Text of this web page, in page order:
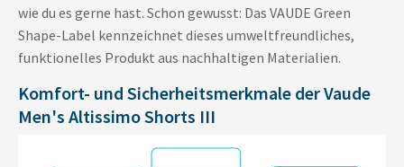
wie du es gerne hast. Schon gewusst: Das VAUDE Green
Shape-Label kennzeichnet dieses umweltfreundliches,
funktionelles Produkt aus nachhaltigen Materialien.
Komfort- und Sicherheitsmerkmale der Vaude
Men's Altissimo Shorts III